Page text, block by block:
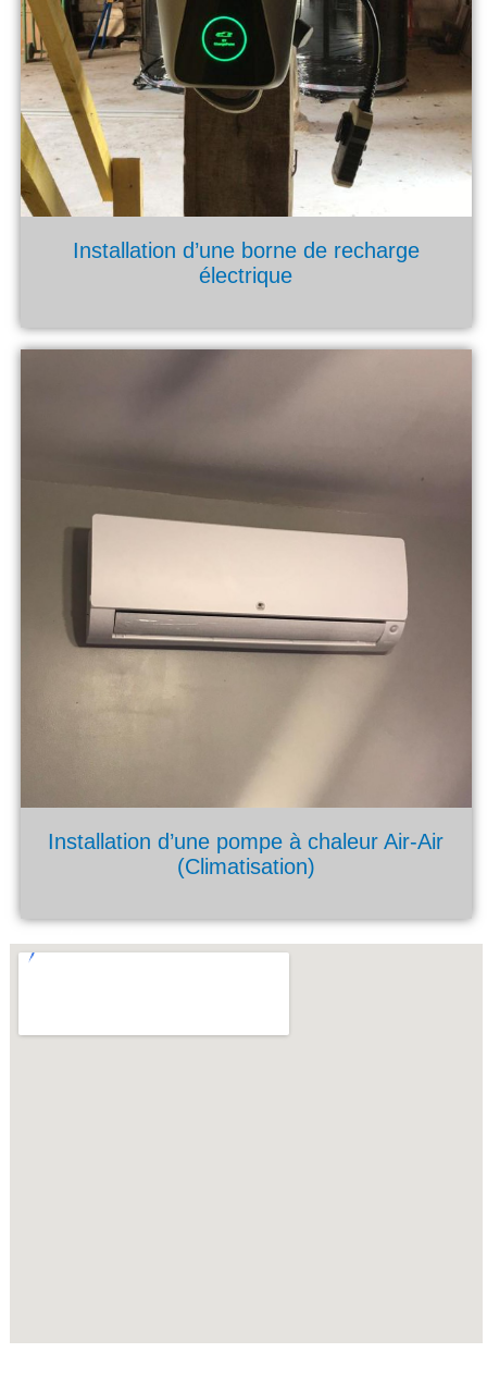
Installation d’une borne de recharge
électrique
Installation d’une pompe à chaleur Air-Air
(Climatisation)
NOS RÉALISATIONSTION